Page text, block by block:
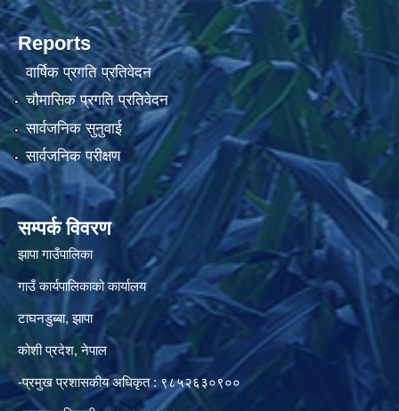
Reports
वार्षिक प्रगति प्रतिवेदन
चौमासिक प्रगति प्रतिवेदन
सार्वजनिक सुनुवाई
सार्वजनिक परीक्षण
सम्पर्क विवरण
झापा गाउँपालिका
गाउँ कार्यपालिकाको कार्यालय
टाघनडुब्बा, झापा
कोशी प्रदेश, नेपाल
-प्रमुख प्रशासकीय अधिकृत : ९८५२६३०९००